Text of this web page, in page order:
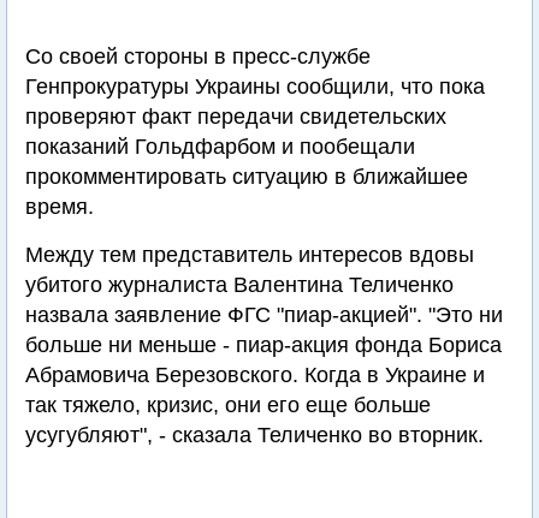
Со своей стороны в пресс-службе
Генпрокуратуры Украины сообщили, что пока
проверяют факт передачи свидетельских
показаний Гольдфарбом и пообещали
прокомментировать ситуацию в ближайшее
время.
Между тем представитель интересов вдовы
убитого журналиста Валентина Теличенко
назвала заявление ФГС "пиар-акцией". "Это ни
больше ни меньше - пиар-акция фонда Бориса
Абрамовича Березовского. Когда в Украине и
так тяжело, кризис, они его еще больше
усугубляют", - сказала Теличенко во вторник.